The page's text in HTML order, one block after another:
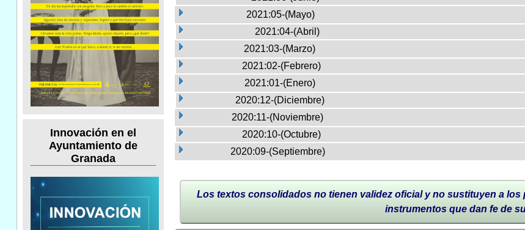
Innovación en el
Ayuntamiento de
Granada
2021:05-(Mayo)
2021:04-(Abril)
2021:03-(Marzo)
2021:02-(Febrero)
2021:01-(Enero)
2020:12-(Diciembre)
2020:11-(Noviembre)
2020:10-(Octubre)
2020:09-(Septiembre)
Los textos consolidados no tienen validez oficial y no sustituyen a
instrumentos que dan fe de